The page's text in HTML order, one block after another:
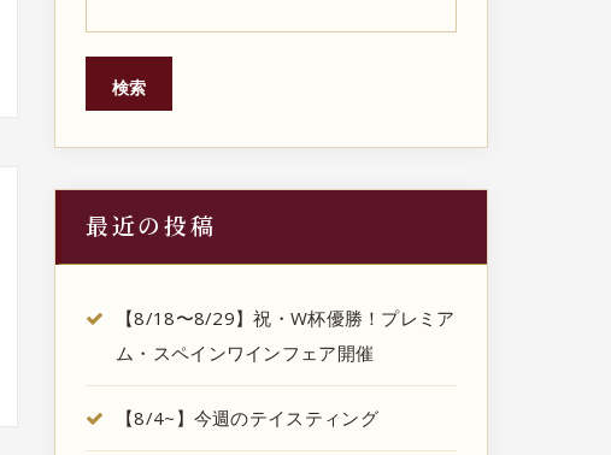
検索
最近の投稿
【8/18〜8/29】祝・W杯優勝！プレミア
ム・スペインワインフェア開催
【8/4~】今週のテイスティング